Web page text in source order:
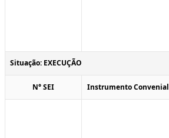
Situação: EXECUÇÃO
N° SEI Instrumento Convenial